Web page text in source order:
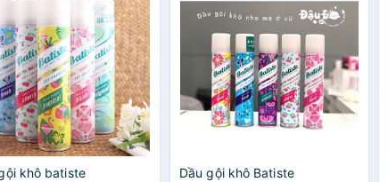
khô batiste Dầu gội khô Batiste